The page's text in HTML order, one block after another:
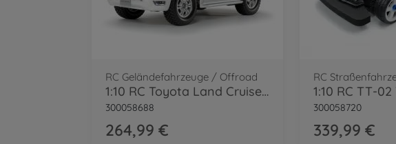
RC Geländefahrzeuge / Offroad
1:10 RC Toyota Land Cruiser LC300 CC-02
300058688
264,99 €
300058720
339,99 €